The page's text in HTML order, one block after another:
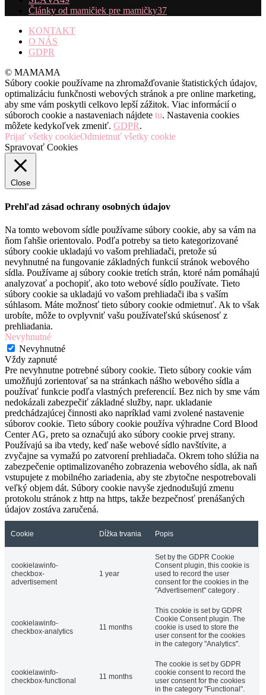
Články od mamičiek pre mamičky37
KONTAKT
O NÁS
GDPR
© MAMAMA
Súbory cookie používame na zhromažďovanie štatistických údajov,
optimalizáciu funkčnosti webových stránok a pre online marketing,
aby sme vám poskytli celkovo lepší zážitok. Viac informácií o
súboroch cookie a nastaveniach nájdete tu. Nastavenia cookies
môžete kedykoľvek zmeniť. GDPR.
Prijať všetky cookieOdmietnuť všetky cookie
Spravovať Cookies
Close
Prehľad zásad ochrany osobných údajov
Na tomto webovom sídle používame súbory cookie, aby sa vám na
ňom ľahšie orientovalo. Podľa potreby sa tieto kategorizované
súbory cookie ukladajú vo vašom prehliadači, pretože sú
nevyhnutné na fungovanie základných funkcií stránok webového
sídla. Používame aj súbory cookie tretích strán, ktoré nám pomáhajú
analyzovať a pochopiť, ako toto webové sídlo používate. Tieto
súbory cookie sa ukladajú vo vašom prehliadači iba s vaším
súhlasom. Máte možnosť tieto súbory cookie odmietnuť. Ak to však
urobíte, môže to ovplyvniť vašu používateľskú skúsenosť z
prehliadania.
Nevyhnutné
Nevyhnutné
Vždy zapnuté
Pre nevyhnutne potrebné súbory cookie. Tieto súbory cookie vám
umožňujú zorientovať sa na stránkach nášho webového sídla a
používať funkcie podľa vlastných preferencií. Bez nich by sme vám
nedokázali zabezpečiť základné služby, napr. ukladanie
predchádzajúcej činnosti ako napríklad vami zvolené nastavenie
súborov cookie. Tieto súbory cookie používa výhradne Cord Blood
Center AG, preto sa označujú ako súbory cookie prvej strany.
Používajú sa iba vtedy, keď naše webové sídlo navštívite, a
zvyčajne sa vymažú po zatvorení prehliadača. Okrem toho slúžia na
zabezpečenie optimalizovaného zobrazenia webového sídla, ak naň
vstupujete z mobilného zariadenia, aby ste zbytočne nespotrebovali
veľký objem dát. Súbory cookie navyše zjednodušujú zmenu
protokolu stránok z http na https, takže bezpečnosť prenášaných
údajov zostáva zaručená.
Cookie Dĺžka trvania Popis
cookielawinfo-
checkbox-
advertisement
1 year
Set by the GDPR Cookie
Consent plugin, this cookie is
used to record the user
consent for the cookies in the
"Advertisement" category .
cookielawinfo-
checkbox-analytics
11 months
This cookie is set by GDPR
Cookie Consent plugin. The
cookie is used to store the
user consent for the cookies
in the category "Analytics".
cookielawinfo-
checkbox-functional
11 months
The cookie is set by GDPR
cookie consent to record the
user consent for the cookies
in the category "Functional".